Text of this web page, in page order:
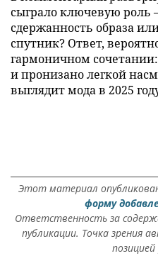
сыграло ключевую роль
сдержанность образа
спутник? Ответ,
гармоничном
и пронизано легкой
выглядит мода в 2025
Этот материал
форму
Ответственность за
публикации. Точка зрения